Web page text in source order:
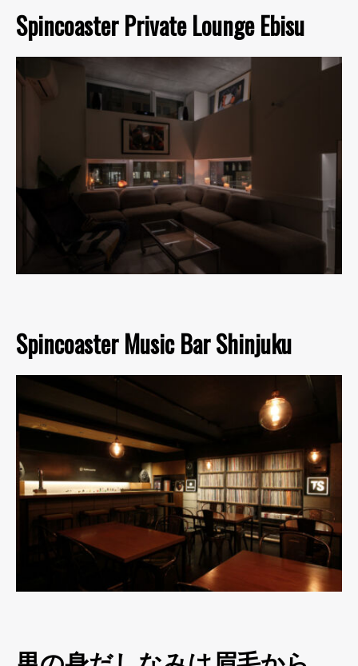
Spincoaster Private Lounge Ebisu
Spincoaster Music Bar Shinjuku